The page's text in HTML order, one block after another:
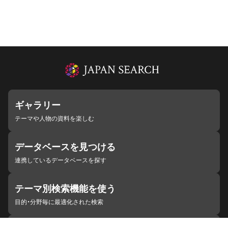
ギャラリー
テーマや人物の資料を楽しむ
データベースを見つける
連携しているデータベースを探す
テーマ別検索機能を使う
目的・分野毎に最適化された検索